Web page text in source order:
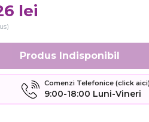
lei
Produs Indisponibil
Comenzi Telefonice (click
9:00-18:00 Luni-Vineri